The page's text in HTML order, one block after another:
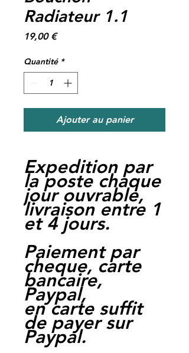
Radiateur 1.1
19,00 €Prix
Quantité *
Ajouter au panier
Expedition par
la poste chaque
jour ouvrable,
livraison entre 1
et 4 jours.
Paiement par
cheque, carte
bancaire,
Paypal,
en carte suffit
de payer sur
Paypal.